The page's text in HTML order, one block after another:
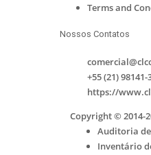
Terms and
Nossos Contatos
+55 (21) 98141-
https://
Copyright © 2014-
Auditoria
Inventário